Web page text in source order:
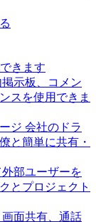
きます
示板、コメン
スを使用できま
ジ 会社のドラ
と簡単に共有・
部ユーザーを
とプロジェクト
面共有、通話